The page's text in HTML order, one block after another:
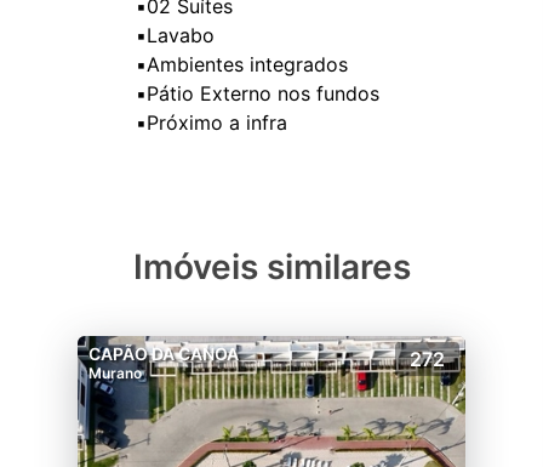
▪️02 Suítes
▪️Lavabo
▪️Ambientes integrados
▪️Pátio Externo nos fundos
Imóveis similares
CAPÃO DA CANOA
Murano
272